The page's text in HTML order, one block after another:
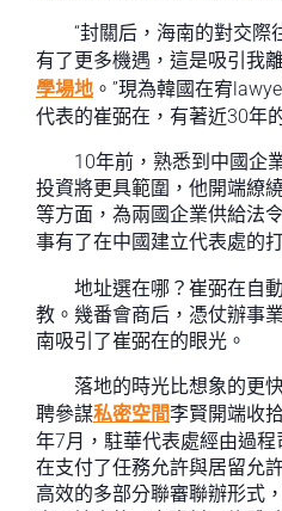
“封關后，海南的對交際
有了更多機遇，這是吸引我
學場地 。”現為韓國在宥
代表的崔弼在，有著近30年
10年前，熟悉到中國企
投資將更具範圍，他開端繚
等方面，為兩國企業供給法
事有了在中國建立代表處的
地址選在哪？崔弼在自
教。幾番會商后，憑仗辦事
南吸引了崔弼在的眼光。
落地的時光比想象的更
聘參謀私密空間李賢開端收
年7月，駐華代表處經由過
在支付了任務允許與居留允
高效的多部分聯審聯辦形式